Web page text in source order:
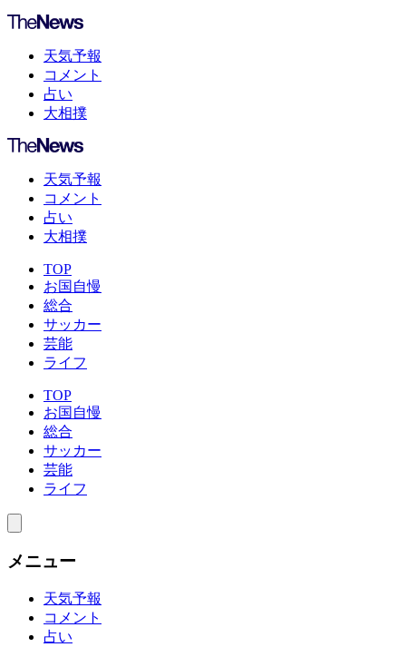
天気予報
コメント
占い
大相撲
天気予報
コメント
占い
大相撲
TOP
お国自慢
総合
サッカー
芸能
ライフ
TOP
お国自慢
総合
サッカー
芸能
ライフ
メニュー
天気予報
コメント
占い